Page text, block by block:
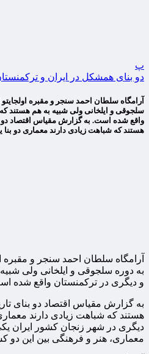
پ
دو بنای همشکل در ایران و
آرامگاه سلطان احمد سنجر و مقبره
سلجوقی و ایلخانی ولی شبیه به هم هستند
واقع شده است. به گزارش مقیاس اقتصاد دو
هستند که شباهت زیادی دارند معماری دو
آرامگاه سلطان احمد سنجر و مقبره
به دوره سلجوقی و ایلخانی ولی
و دیگری در ترکمنستان واقع شده
به گزارش مقیاس اقتصاد دو بنای
هستند که شباهت زیادی دارند
دیگری در شهر زنجان کشور ایران
معماری، هنر و فرهنگی بین این دو